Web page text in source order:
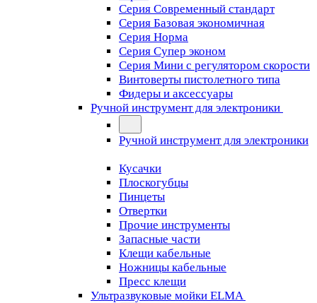
Серия Современный стандарт
Серия Базовая экономичная
Серия Норма
Серия Cупер эконом
Серия Мини с регулятором скорости
Винтоверты пистолетного типа
Фидеры и аксессуары
Ручной инструмент для электроники
Ручной инструмент для электроники
Кусачки
Плоскогубцы
Пинцеты
Отвертки
Прочие инструменты
Запасные части
Клещи кабельные
Ножницы кабельные
Пресс клещи
Ультразвуковые мойки ELMA